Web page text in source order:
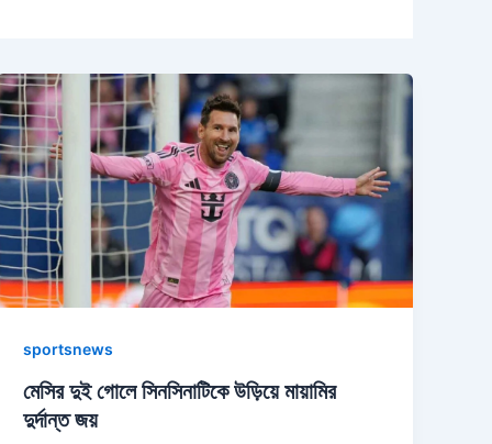
sportsnews
মেসির দুই গোলে সিনসিনাটিকে উড়িয়ে মায়ামির
দুর্দান্ত জয়